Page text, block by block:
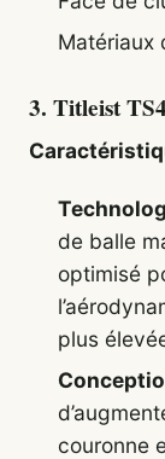
Matériaux
3. Titleist
de balle
optimisé
plus
couronne